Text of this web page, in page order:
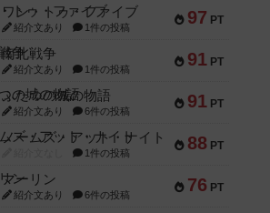
97 PT
ワン・トゥ・ファイブ
紹介文あり 1件の投稿
91 PT
南北戦争
紹介文あり 1件の投稿
91 PT
ふたつの城の物語
紹介文あり 6件の投稿
88 PT
ノームズ・アット・ナイト
1件の投稿
76 PT
マーリン
紹介文あり 6件の投稿